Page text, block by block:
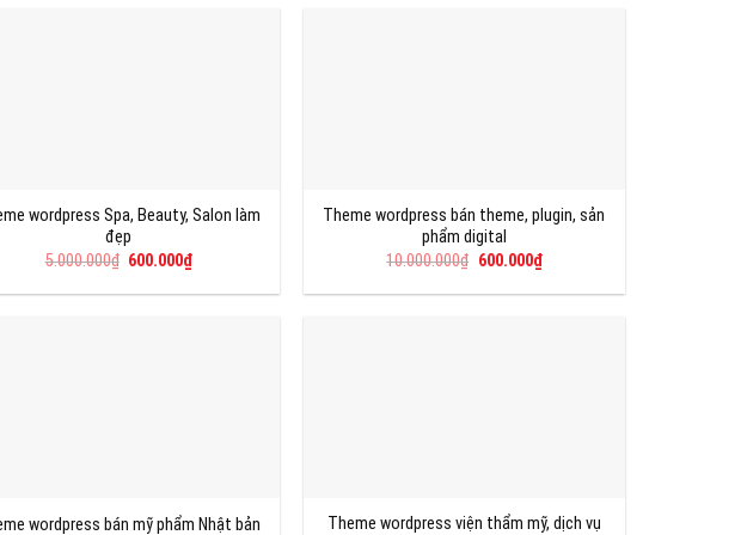
wordpress Spa, Beauty, Salon làm
đẹp
5.000.000₫ Giá
là:
600.000₫Giá
hiện
tại
Theme wordpress bán theme, plugin, sản
phẩm digital
10.000.000₫ Giá
là:
600.000₫Giá
hiện
tại
wordpress bán mỹ phẩm Nhật bản
Theme wordpress viện thẩm mỹ, dịch vụ